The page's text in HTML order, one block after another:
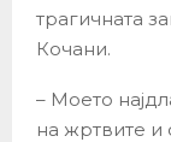
трагичната
Кочани.
– Моето
на жртвите и